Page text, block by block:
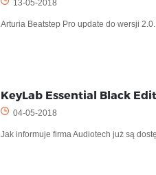
13-05-2018
Arturia Beatstep Pro update do wersji
KeyLab Essential Black
04-05-2018
Jak informuje firma Audiotech już są